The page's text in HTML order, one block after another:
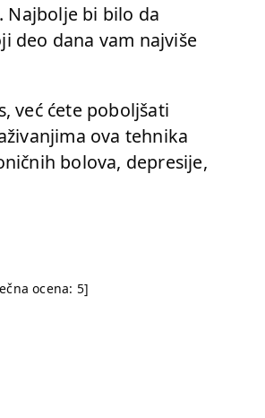
Najbolje bi bilo da
deo dana vam najviše
već ćete poboljšati
ova tehnika
bolova, depresije,
ocena: 5]